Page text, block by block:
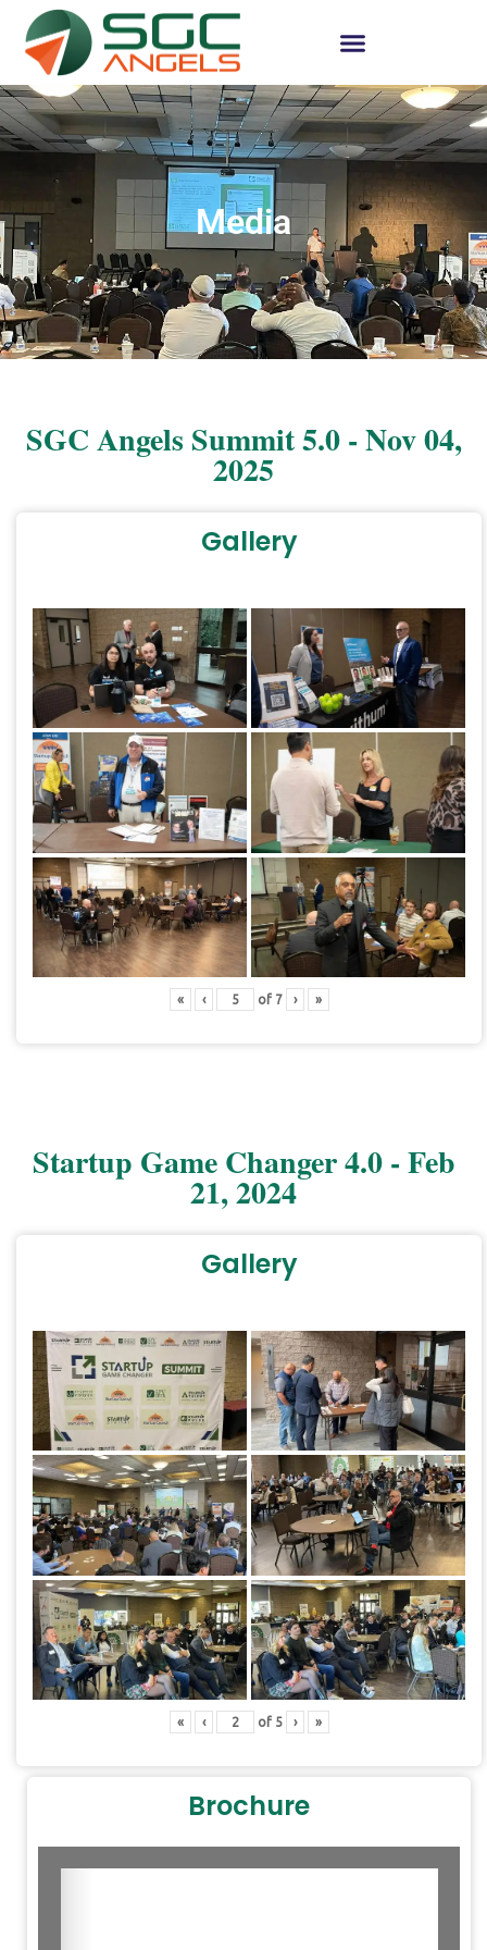
Media
SGC Angels Summit 5.0 - Nov 04,
2025
Gallery
« ‹ of 7 › »
Startup Game Changer 4.0 - Feb
21, 2024
Gallery
« ‹ of 5 › »
Brochure